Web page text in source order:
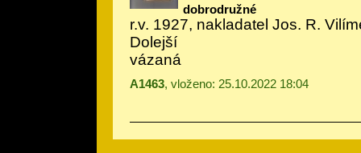
dobrodružné
r.v. 1927, nakladatel Jos. R.
Dolejší
vázaná
A1463, vloženo: 25.10.2022 18:04